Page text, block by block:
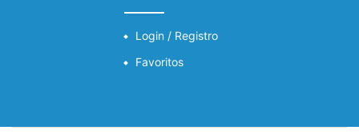
Login / Registro
Favoritos